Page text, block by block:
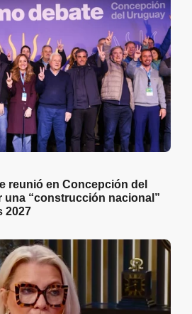
reunió en Concepción del
una “construcción nacional”
2027